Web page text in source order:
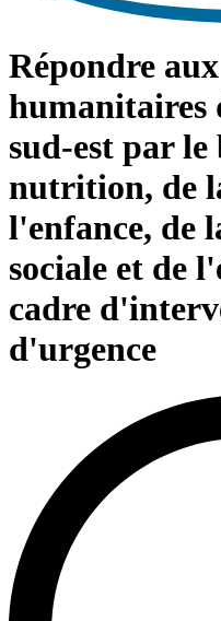
Répondre
humanitaires
sud-est par le
nutrition, de
l'enfance, de
sociale et de
cadre
d'urgence